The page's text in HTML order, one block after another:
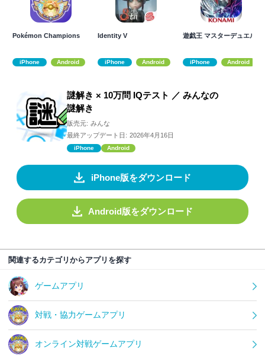
Pokémon Champions
iPhone Android
Identity V
iPhone Android
遊戯王 マスターデュエル
iPhone Android
謎解き × 10万問 IQテスト ／ みんなの
謎解き
販売元: みんな
最終アップデート日: 2026年4月16日
iPhone Android
iPhone版をダウンロード
Android版をダウンロード
関連するカテゴリからアプリを探す
ゲームアプリ
対戦・協力ゲームアプリ
オンライン対戦ゲームアプリ